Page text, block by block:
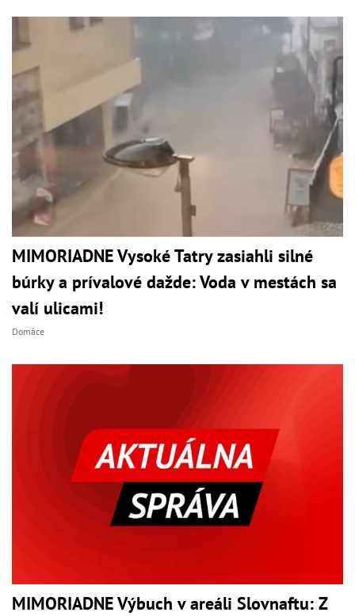
MIMORIADNE Vysoké Tatry zasiahli silné
búrky a prívalové dažde: Voda v mestách sa
valí ulicami!
Domáce
MIMORIADNE Výbuch v areáli Slovnaftu: Z